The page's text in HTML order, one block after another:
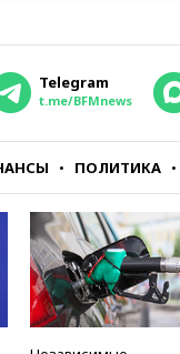
Telegram
t.me/BFMnews
ПОЛИТИКА